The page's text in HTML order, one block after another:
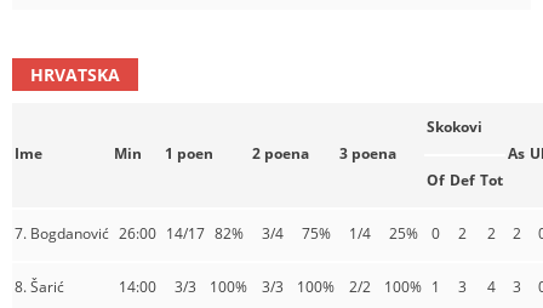
HRVATSKA
Ime Min 1 poen 2 poena 3 poena
Skokovi
As
Of Def Tot
7. Bogdanović 26:00 14/17 82% 3/4 75% 1/4 25% 0 2 2 2
8. Šarić 14:00 3/3 100% 3/3 100% 2/2 100% 1 3 4 3